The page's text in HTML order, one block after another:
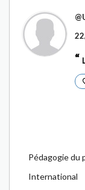
Pédagogie du
International